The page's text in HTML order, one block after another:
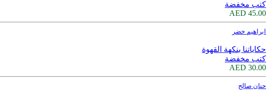
كتب مخفضة
45.00 AED
ابراهيم خضر
حكاياتنا بنكهة القهوة
كتب مخفضة
30.00 AED
حنان صالح